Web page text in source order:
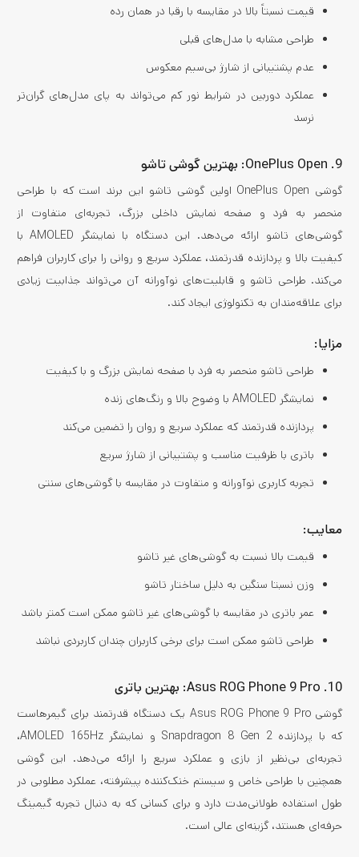
قیمت نسبتاً بالا در مقایسه با رقبا در همان رده
طراحی مشابه با مدل‌های قبلی
عدم پشتیبانی از شارژ بی‌سیم معکوس
عملکرد دوربین در شرایط نور کم می‌تواند به پای مدل‌های گران‌تر
نرسد
9. OnePlus Open:‌ بهترین گوشی تاشو
گوشی OnePlus Open اولین گوشی تاشو این برند است که با طراحی
منحصر به فرد و صفحه نمایش داخلی بزرگ، تجربه‌ای متفاوت از
گوشی‌های تاشو ارائه می‌دهد. این دستگاه با نمایشگر AMOLED با
کیفیت بالا و پردازنده قدرتمند، عملکرد سریع و روانی را برای کاربران فراهم
می‌کند. طراحی تاشو و قابلیت‌های نوآورانه آن می‌تواند جذابیت زیادی
برای علاقه‌مندان به تکنولوژی ایجاد کند.
مزایا:
طراحی تاشو منحصر به فرد با صفحه نمایش بزرگ و با کیفیت
نمایشگر AMOLED با وضوح بالا و رنگ‌های زنده
پردازنده قدرتمند که عملکرد سریع و روان را تضمین می‌کند
باتری با ظرفیت مناسب و پشتیبانی از شارژ سریع
تجربه کاربری نوآورانه و متفاوت در مقایسه با گوشی‌های سنتی
معایب:
قیمت بالا نسبت به گوشی‌های غیر تاشو
وزن نسبتا سنگین به دلیل ساختار تاشو
عمر باتری در مقایسه با گوشی‌های غیر تاشو ممکن است کمتر باشد
طراحی تاشو ممکن است برای برخی کاربران چندان کاربردی نباشد
10. Asus ROG Phone 9 Pro: بهترین باتری
گوشی Asus ROG Phone 9 Pro یک دستگاه قدرتمند برای گیمرهاست
که با پردازنده Snapdragon 8 Gen 2 و نمایشگر AMOLED 165Hz،
تجربه‌ای بی‌نظیر از بازی و عملکرد سریع را ارائه می‌دهد. این گوشی
همچنین با طراحی خاص و سیستم خنک‌کننده پیشرفته، عملکرد مطلوبی در
طول استفاده طولانی‌مدت دارد و برای کسانی که به دنبال تجربه گیمینگ
حرفه‌ای هستند، گزینه‌ای عالی است.